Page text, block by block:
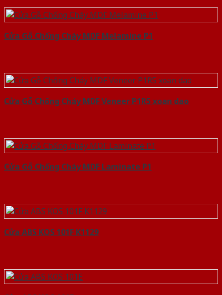
Cửa Gỗ Chống Cháy MDF Melamine P1
Cửa Gỗ Chống Cháy MDF Veneer P1R5 xoan dao
Cửa Gỗ Chống Cháy MDF Laminate P1
Cửa ABS KOS 101F K1129